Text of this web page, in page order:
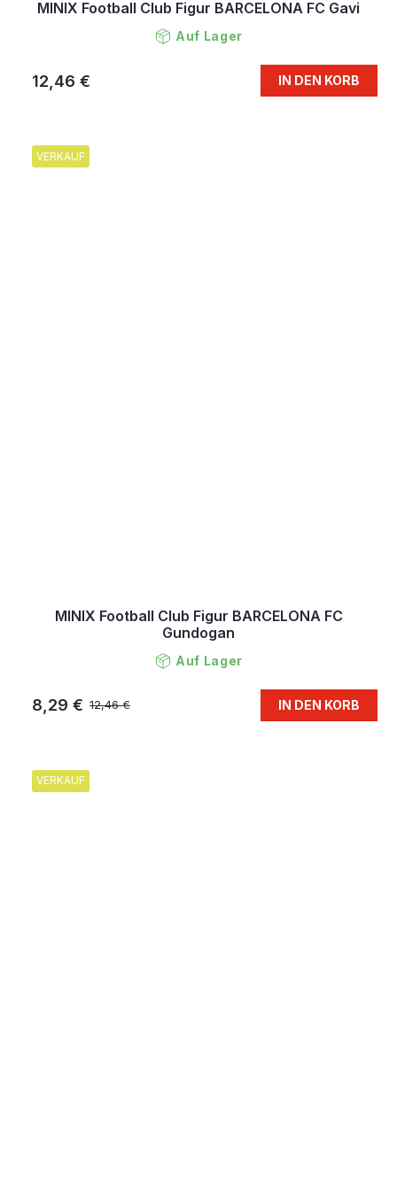
MINIX Football Club Figur BARCELONA FC Gavi
Auf Lager
12,46 € IN DEN KORB
VERKAUF
MINIX Football Club Figur BARCELONA FC
Gundogan
Auf Lager
12,46 €
8,29 € IN DEN KORB
VERKAUF